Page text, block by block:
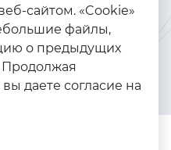
Браслеты
Золото
Серебро
сайтом. «Cookie»
файлы,
о предыдущих
Продолжая
даете согласие на